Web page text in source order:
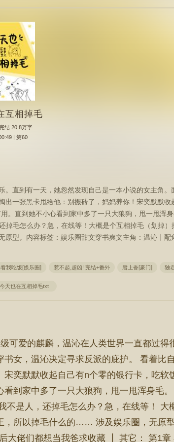
互相掉毛
结 20.8万字
| 第60
直到有一天，她忽然发现自己是一本小说的女主角。
一张黑卡甩给他：别搬砖了，妈妈养你！宋奕默默收
。直到她不小心看到家中多了一只大狼狗，甩一甩浑
毛怎么办？急，在线等！大概是个互相掉毛（划掉）
型。内容标签：娱乐圈甜文穿书爽文主角：温沁┃配
我吃饭[娱乐圈] 惹不起,超凶! 完结+番外 唇上香[豪门] 独
今天也在互相掉毛txt
可爱的麒麟，温沁在人类世界一直都过得
女，温沁决定寻求反派的庇护。 看着比
奕默默收起自己有n个零的银行卡，吃软
到家中多了一只大狼狗，甩一甩浑身毛。
是人，还掉毛怎么办？急，在线等！ 大
，所以掉毛什么的…… 涉及娱乐圈，无原
大佬们都想当我爸求收藏 ┃ 其它： 第1章